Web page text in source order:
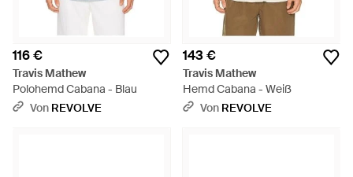
116 €
Travis Mathew
Polohemd Cabana - Blau
Von REVOLVE
143 €
Travis Mathew
Hemd Cabana - Weiß
Von REVOLVE